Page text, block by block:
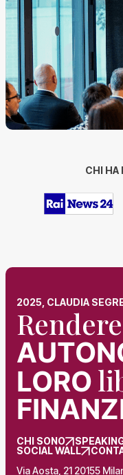
CHI HA
2025, CLAUDIA
LORO
CHI SONO
SOCIAL WALL
Via Aosta, 21 20155